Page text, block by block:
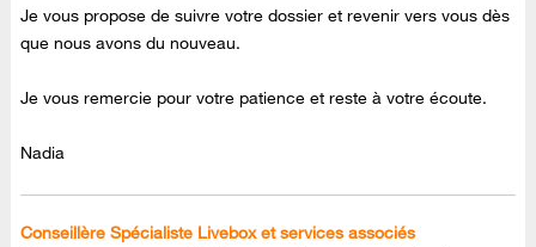
Je vous propose de suivre votre dossier et revenir vers vous dès
que nous avons du nouveau.
Je vous remercie pour votre patience et reste à votre écoute.
Nadia
Conseillère Spécialiste Livebox et services associés